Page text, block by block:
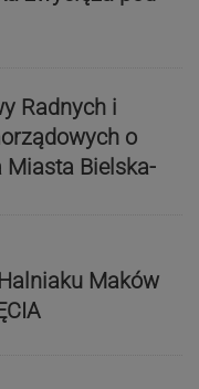
Radnych i
o
Miasta Bielska-
Maków